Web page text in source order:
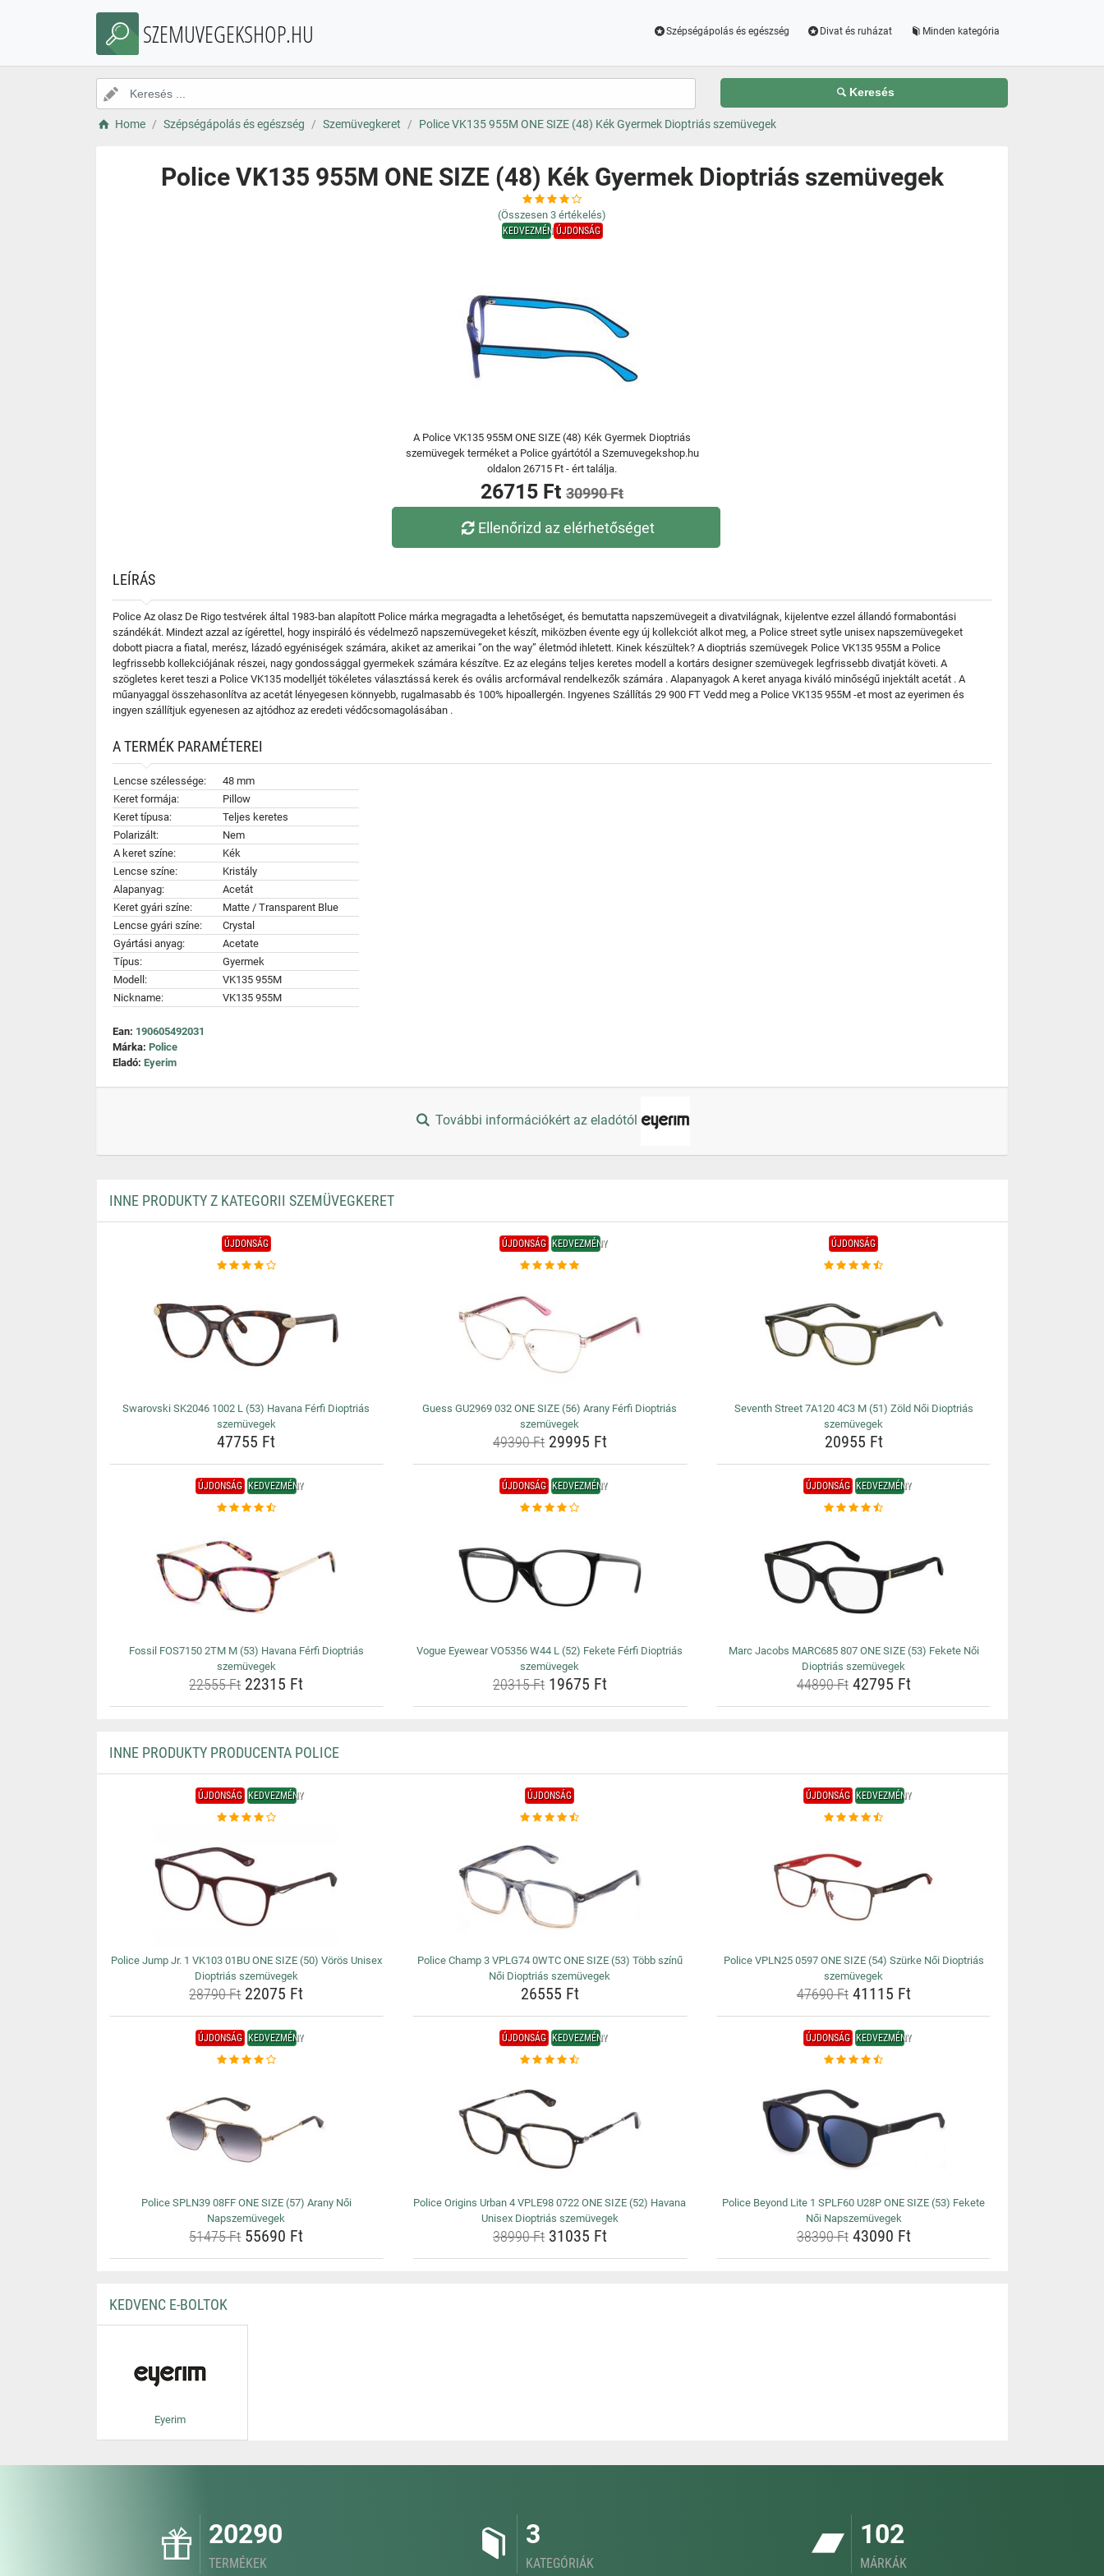
SZEMUVEGEKSHOP.HU Szépségápolás és egészség Divat és ruházat Minden kategória
Keresés
Home Szépségápolás és egészség Szemüvegkeret Police VK135 955M ONE SIZE (48) Kék Gyermek Dioptriás szemüvegek
Police VK135 955M ONE SIZE (48) Kék Gyermek Dioptriás szemüvegek
(Összesen 3 értékelés)
KEDVEZMÉNYÚJDONSÁG
A Police VK135 955M ONE SIZE (48) Kék Gyermek Dioptriás
szemüvegek terméket a Police gyártótól a Szemuvegekshop.hu
oldalon 26715 Ft - ért találja.
26715 Ft 30990 Ft
Ellenőrizd az elérhetőséget
LEÍRÁS
Police Az olasz De Rigo testvérek által 1983-ban alapított Police márka megragadta a lehetőséget, és bemutatta napszemüvegeit a divatvilágnak, kijelentve ezzel állandó formabontási
szándékát. Mindezt azzal az ígérettel, hogy inspiráló és védelmező napszemüvegeket készít, miközben évente egy új kollekciót alkot meg, a Police street sytle unisex napszemüvegeket
dobott piacra a fiatal, merész, lázadó egyéniségek számára, akiket az amerikai ”on the way” életmód ihletett. Kinek készültek? A dioptriás szemüvegek Police VK135 955M a Police
legfrissebb kollekciójának részei, nagy gondossággal gyermekek számára készítve. Ez az elegáns teljes keretes modell a kortárs designer szemüvegek legfrissebb divatját követi. A
szögletes keret teszi a Police VK135 modelljét tökéletes választássá kerek és ovális arcformával rendelkezők számára . Alapanyagok A keret anyaga kiváló minőségű injektált acetát . A
műanyaggal összehasonlítva az acetát lényegesen könnyebb, rugalmasabb és 100% hipoallergén. Ingyenes Szállítás 29 900 FT Vedd meg a Police VK135 955M -et most az eyerimen és
ingyen szállítjuk egyenesen az ajtódhoz az eredeti védőcsomagolásában .
A TERMÉK PARAMÉTEREI
Lencse szélessége:
48 mm
Keret formája:
Pillow
Keret típusa:
Teljes keretes
Polarizált:
Nem
A keret színe:
Kék
Lencse színe:
Kristály
Alapanyag:
Acetát
Keret gyári színe:
Matte / Transparent Blue
Lencse gyári színe:
Crystal
Gyártási anyag:
Acetate
Típus:
Gyermek
Modell:
VK135 955M
Nickname:
VK135 955M
Ean: 190605492031
Márka: Police
Eladó: Eyerim
További információkért az eladótól
INNE PRODUKTY Z KATEGORII SZEMÜVEGKERET
ÚJDONSÁG
Swarovski SK2046 1002 L (53) Havana Férfi Dioptriás
szemüvegek
47755 Ft
ÚJDONSÁG KEDVEZMÉNY
Guess GU2969 032 ONE SIZE (56) Arany Férfi Dioptriás
szemüvegek
49390 Ft29995 Ft
ÚJDONSÁG
Seventh Street 7A120 4C3 M (51) Zöld Női Dioptriás
szemüvegek
20955 Ft
ÚJDONSÁG KEDVEZMÉNY
Fossil FOS7150 2TM M (53) Havana Férfi Dioptriás
szemüvegek
22555 Ft22315 Ft
ÚJDONSÁG KEDVEZMÉNY
Vogue Eyewear VO5356 W44 L (52) Fekete Férfi Dioptriás
szemüvegek
20315 Ft19675 Ft
ÚJDONSÁG KEDVEZMÉNY
Marc Jacobs MARC685 807 ONE SIZE (53) Fekete Női
Dioptriás szemüvegek
44890 Ft42795 Ft
INNE PRODUKTY PRODUCENTA POLICE
ÚJDONSÁG KEDVEZMÉNY
Police Jump Jr. 1 VK103 01BU ONE SIZE (50) Vörös Unisex
Dioptriás szemüvegek
28790 Ft22075 Ft
ÚJDONSÁG
Police Champ 3 VPLG74 0WTC ONE SIZE (53) Több színű
Női Dioptriás szemüvegek
26555 Ft
ÚJDONSÁG KEDVEZMÉNY
Police VPLN25 0597 ONE SIZE (54) Szürke Női Dioptriás
szemüvegek
47690 Ft41115 Ft
ÚJDONSÁG KEDVEZMÉNY
Police SPLN39 08FF ONE SIZE (57) Arany Női
Napszemüvegek
51475 Ft55690 Ft
ÚJDONSÁG KEDVEZMÉNY
Police Origins Urban 4 VPLE98 0722 ONE SIZE (52) Havana
Unisex Dioptriás szemüvegek
38990 Ft31035 Ft
ÚJDONSÁG KEDVEZMÉNY
Police Beyond Lite 1 SPLF60 U28P ONE SIZE (53) Fekete
Női Napszemüvegek
38390 Ft43090 Ft
KEDVENC E-BOLTOK
Eyerim
20290
TERMÉKEK
3
KATEGÓRIÁK
102
MÁRKÁK